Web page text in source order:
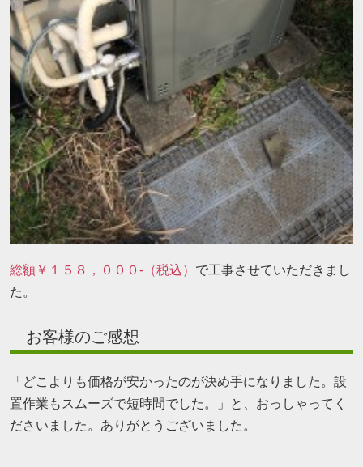
総額￥１５８，０００-（税込） で工事させていただきまし
た。
お客様のご感想
「どこよりも価格が安かったのが決め手になりました。設
置作業もスムーズで短時間でした。」と、おっしゃってく
ださいました。ありがとうございました。